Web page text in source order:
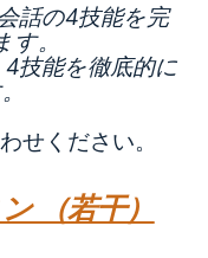
話の4技能を完
。
技能を徹底的に
せください。
（若干）